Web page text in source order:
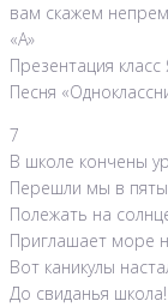
вам скажем
«А»
Презентация
Песня
7
В школе кончены
Перешли мы в
Полежать на
Приглашает море
Вот каникулы
До свиданья школа!